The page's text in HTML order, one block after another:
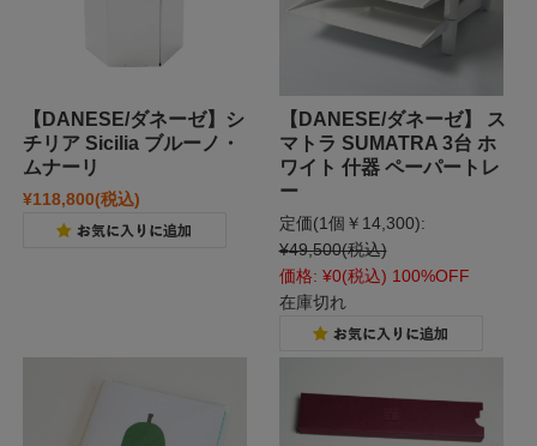
【DANESE/ダネーゼ】シ
チリア Sicilia ブルーノ・
ムナーリ
¥118,800(税込)
【DANESE/ダネーゼ】 ス
マトラ SUMATRA 3台 ホ
ワイト 什器 ペーパートレ
ー
定価(1個￥14,300):
¥49,500(税込)
価格: ¥0(税込) 100%OFF
在庫切れ